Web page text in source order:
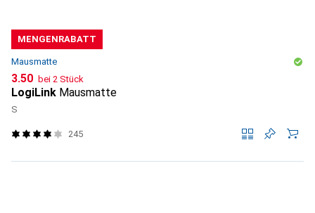
MENGENRABATT
Mausmatte
CHF
3.50 bei 2 Stück
LogiLink Mausmatte
S
245